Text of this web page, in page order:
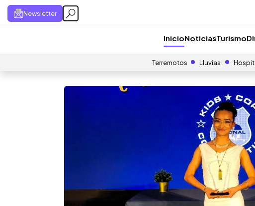
Newsletter
InicioNoticiasTurismo
Terremotos Lluvias